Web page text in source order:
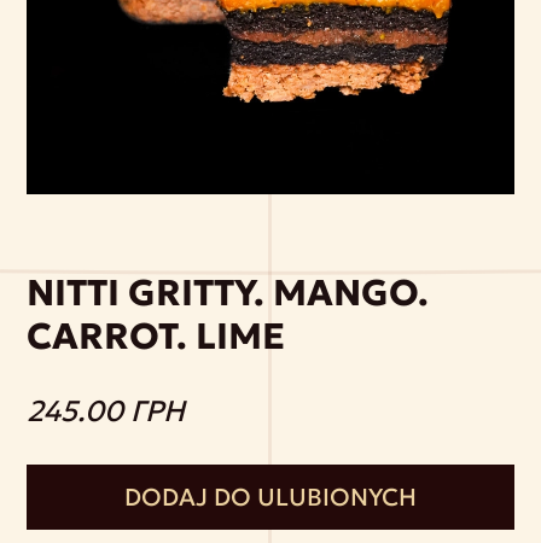
NITTI GRITTY. MANGO.
CARROT. LIME
245.00 ГРН
DODAJ DO ULUBIONYCH